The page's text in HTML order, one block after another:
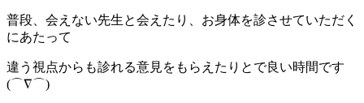
普段、会えない先生と会えたり、お身体を診させていただく
にあたって
違う視点からも診れる意見をもらえたりとで良い時間です
(⌒∇⌒)